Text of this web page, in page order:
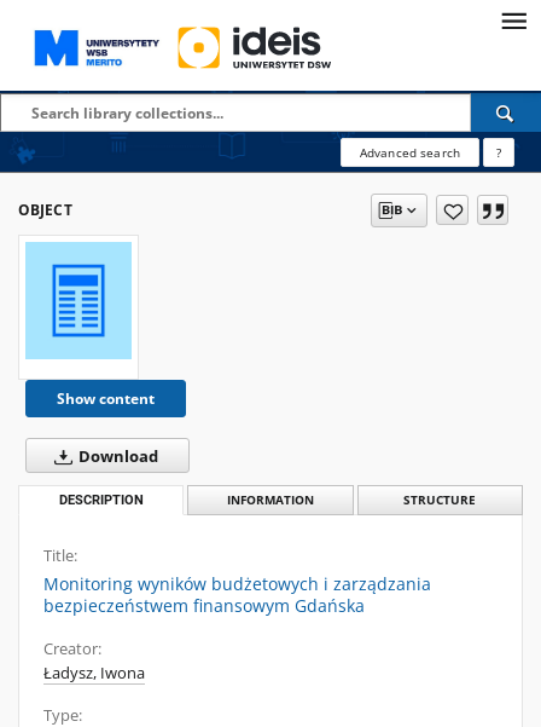
Advanced search ?
OBJECT
Show content
Download
DESCRIPTION INFORMATION STRUCTURE
Title:
Monitoring wyników budżetowych i zarządzania
bezpieczeństwem finansowym Gdańska
Creator:
Ładysz, Iwona
Type: